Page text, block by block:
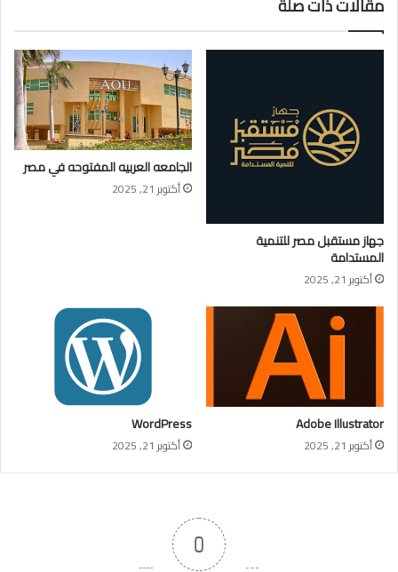
مقالات ذات صلة
جهاز مستقبل مصر للتنمية
المستدامة
أكتوبر 21, 2025
الجامعه العربيه المفتوحه في مصر
أكتوبر 21, 2025
Adobe Illustrator
أكتوبر 21, 2025
WordPress
أكتوبر 21, 2025
0